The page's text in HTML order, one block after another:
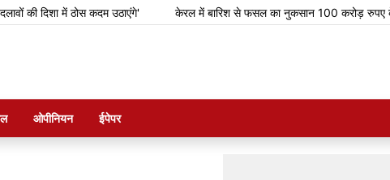
दिशा में ठोस कदम उठाएंगे' केरल में बारिश से फसल का नुकसान 100 करोड़ रुपए के करीब
ओपीनियन ईपेपर